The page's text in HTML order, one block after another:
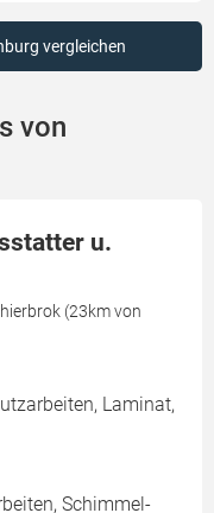
vergleichen
von
u.
(23km von
Laminat,
Schimmel-